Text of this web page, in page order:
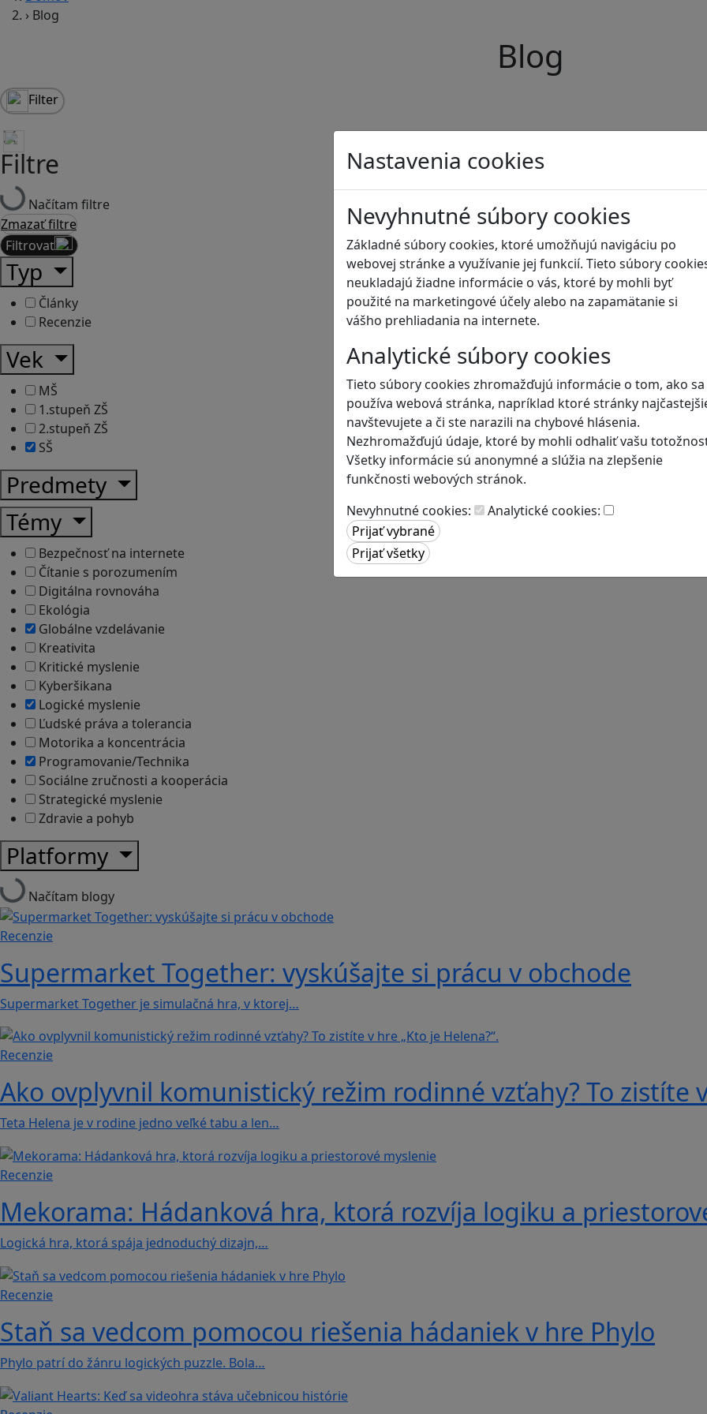
Nastavenia cookies
Nevyhnutné súbory cookies
Základné súbory cookies, ktoré umožňujú navigáciu po
webovej stránke a využívanie jej funkcií. Tieto súbory
neukladajú žiadne informácie o vás, ktoré by mohli byť
použité na marketingové účely alebo na zapamätanie si
vášho prehliadania na internete.
Analytické súbory cookies
Tieto súbory cookies zhromažďujú informácie o tom, ako sa
používa webová stránka, napríklad ktoré stránky
navštevujete a či ste narazili na chybové hlásenia.
Nezhromažďujú údaje, ktoré by mohli odhaliť vašu
Všetky informácie sú anonymné a slúžia na zlepšenie
funkčnosti webových stránok.
Nevyhnutné cookies:
Analytické cookies:
› Blog
Blog
Filter
Filtre
Načítam filtre
Zmazať filtre
Filtrovať
Typ
Články
Recenzie
Vek
MŠ
1.stupeň ZŠ
2.stupeň ZŠ
SŠ
Predmety
Témy
Bezpečnosť na internete
Čítanie s porozumením
Digitálna rovnováha
Ekológia
Globálne vzdelávanie
Kreativita
Kritické myslenie
Kyberšikana
Logické myslenie
Ľudské práva a tolerancia
Motorika a koncentrácia
Programovanie/Technika
Sociálne zručnosti a kooperácia
Strategické myslenie
Zdravie a pohyb
Platformy
Načítam blogy
Recenzie
Supermarket Together: vyskúšajte si prácu v obchode
Supermarket Together je simulačná hra, v ktorej…
Recenzie
Ako ovplyvnil komunistický režim rodinné vzťahy? To zistíte
Teta Helena je v rodine jedno veľké tabu a len…
Recenzie
Mekorama: Hádanková hra, ktorá rozvíja logiku a
Logická hra, ktorá spája jednoduchý dizajn,…
Recenzie
Staň sa vedcom pomocou riešenia hádaniek v hre Phylo
Phylo patrí do žánru logických puzzle. Bola…